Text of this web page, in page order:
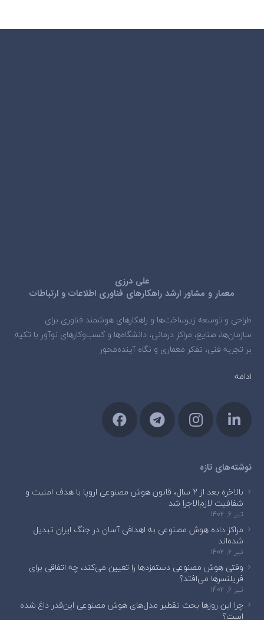
علی درزی
معمار و مشاور ارشد راهکارهای فناوری اطلاعات و ارتباطات
طراحی و توسعه زیرساخت‌ها و راهکارهای هوشمند فناوری برای
سازمان‌ها، صنایع، مراکز درمانی، دانشگاه‌ها و کسب‌وکارهای نوآور با تکیه
بر تجربه فنی، تفکر معماری و نگاه آینده‌محور
ادامه
نوشته‌های تازه
بالاخره بعد از ۲ سال، قانون هوش مصنوعی اروپا با هدف امنیت و
شفافیت لازم‌الاجرا شد
تیر 6, 1402
مراکز داده هوش مصنوعی به اهدافی آسان در جنگ ایران تبدیل
شده‌اند
تیر 6, 1402
وقتی هوش مصنوعی دستمزدها را تعیین می‌کند، چه اتفاقی برای
فریلنسرها می‌افتد؟
تیر 6, 1402
چرا این روزها بحث تقطیر مدل‌های هوش مصنوعی این‌قدر داغ شده
است؟